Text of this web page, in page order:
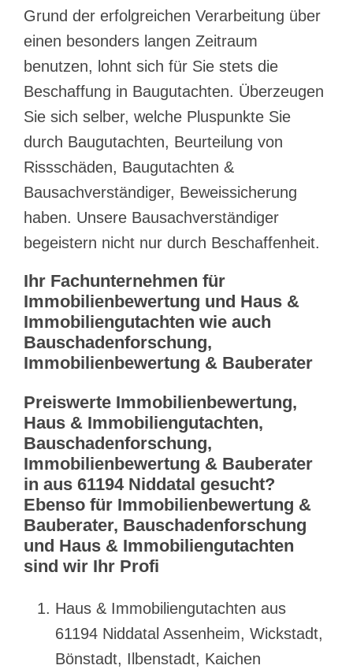
Grund der erfolgreichen Verarbeitung über
einen besonders langen Zeitraum
benutzen, lohnt sich für Sie stets die
Beschaffung in Baugutachten. Überzeugen
Sie sich selber, welche Pluspunkte Sie
durch Baugutachten, Beurteilung von
Rissschäden, Baugutachten &
Bausachverständiger, Beweissicherung
haben. Unsere Bausachverständiger
begeistern nicht nur durch Beschaffenheit.
Ihr Fachunternehmen für
Immobilienbewertung und Haus &
Immobiliengutachten wie auch
Bauschadenforschung,
Immobilienbewertung & Bauberater
Preiswerte Immobilienbewertung,
Haus & Immobiliengutachten,
Bauschadenforschung,
Immobilienbewertung & Bauberater
in aus 61194 Niddatal gesucht?
Ebenso für Immobilienbewertung &
Bauberater, Bauschadenforschung
und Haus & Immobiliengutachten
sind wir Ihr Profi
Haus & Immobiliengutachten aus
61194 Niddatal Assenheim, Wickstadt,
Bönstadt, Ilbenstadt, Kaichen